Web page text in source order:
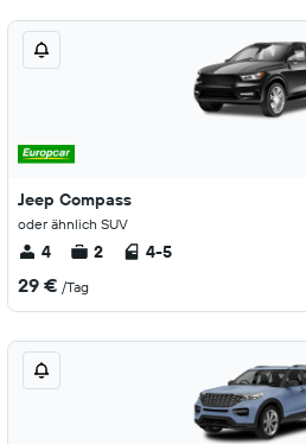
Jeep Compass
oder ähnlich SUV
4 2 4-5
29 € /Tag